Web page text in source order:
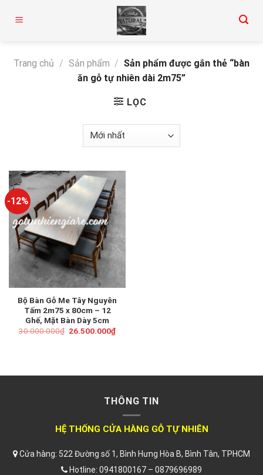
Trang chủ / Sản phẩm / Sản phẩm được gắn thẻ “bàn
ăn gỗ tự nhiên dài 2m75”
LỌC
-12%
Bộ Bàn Gỗ Me Tây Nguyên
Tấm 2m75 x 80cm – 12
Ghế, Mặt Bàn Dày 5cm
30.000.000₫ Giá
26.500.000₫Giá
THÔNG TIN
HỆ THỐNG CỬA HÀNG GỖ TỰ NHIÊN
Cửa hàng: 522 Đường số 1, Bình Hưng Hòa B, Bình Tân, TPHCM
Hotline: 0941800167 – 0879696989